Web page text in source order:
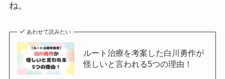
ね。
あわせて読みたい
ルート治療を考案した白川勇作が
怪しいと言われる5つの理由！